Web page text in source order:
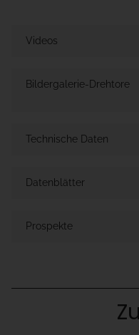
Videos
Bildergalerie-Drehtore
Technische Daten
Datenblätter
Prospekte